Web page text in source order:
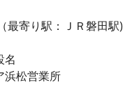
最寄り駅：ＪＲ磐田駅)
名
浜松営業所